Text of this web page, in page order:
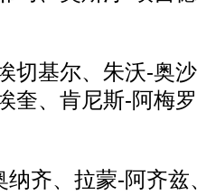
基尔、朱沃-奥沙
奎、肯尼斯-阿梅
齐、拉蒙-阿齐兹